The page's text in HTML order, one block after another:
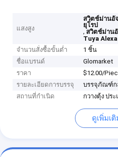
แสงสูง
สวิตช์ม่านอั
ยุโรป
,สวิตช์ม่าน
Tuya
จำนวนสั่งซื้อขั้นต่ำ
1 ชิ้น
ชื่อแบรนด์
Glomarket
ราคา
$12.00/
รายละเอียดการบรรจุ
บรรจุภัณฑ์ก
สถานที่กำเนิด
กวางตุ้ง ปร
ดูเพิ่มเติ